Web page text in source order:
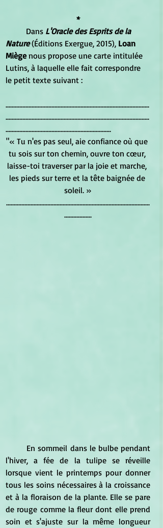
*
	Dans
L'Oracle des Esprits de la
Nature (Éditions Exergue, 2015), Loan
Miège nous propose une carte intitulée
Lutins, à laquelle elle fait correspondre
le petit texte suivant :
..............................................................................................
..............................................................................................
.....................................................................
"« Tu n'es pas seul, aie confiance où que
tu sois sur ton chemin, ouvre ton cœur,
laisse-toi traverser par la joie et marche,
les pieds sur terre et la tête baignée de
soleil. »
..............................................................................................
..................
l'hiver, a fée de la tulipe se réveille
lorsque vient le printemps pour donner
tous les soins nécessaires à la croissance
et à la floraison de la plante. Elle se pare
de rouge comme la fleur dont elle prend
soin et s'ajuste sur la même longueur